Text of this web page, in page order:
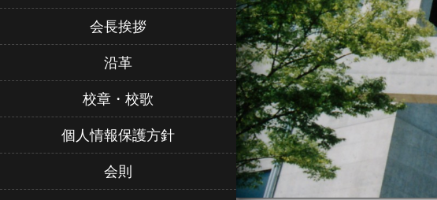
会長挨拶
沿革
校章・校歌
個人情報保護方針
会則